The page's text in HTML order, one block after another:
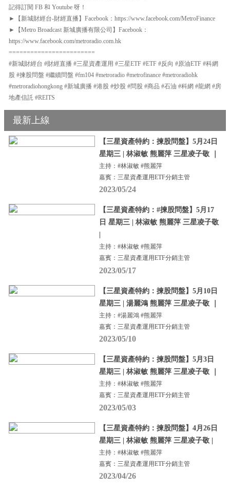
記得訂閱 FB 和 Youtube 呀！
►【新城財經台-財經直播】Facebook：https://www.facebook.com/MetroFinance
►【Metro Broadcast 新城廣播有限公司】Facebook：
https://www.facebook.com/metroradio.com.hk
========================
#新城財經台 #財經直播 #三星資產運用 #三星ETF #ETF #反向 #原油ETF #科網
股 #揀股問盤 #繼續問盤 #fm104 #metroradio #metrofinance #metroradiohk
#metroradiohongkong #新城廣播 #港股 #炒股 #問股 #商品 #石油 #科網 #龍網 #房
地產信託 #REITS
最新上線
【三星資產特約：揀股問盤】5月24日
星期三 | 林淑敏 熊麗萍 三星凌子敬 ｜
主持：#林淑敏 #熊麗萍
嘉賓：三星資產運用ETF分銷主管
2023/05/24
【三星資產特約：#揀股問盤】5月17
日 星期三 | 林淑敏 熊麗萍 三星凌子敬
主持：#林淑敏 #熊麗萍
嘉賓：三星資產運用ETF分銷主管
2023/05/17
【三星資產特約：揀股問盤】5月10日
星期三 | 湯麗鴻 熊麗萍 三星凌子敬 ｜
主持：#湯麗鴻 #熊麗萍
嘉賓：三星資產運用ETF分銷主管
2023/05/10
【三星資產特約：揀股問盤】5月3日
星期三 | 林淑敏 熊麗萍 三星凌子敬 ｜
主持：#林淑敏 #熊麗萍
嘉賓：三星資產運用ETF分銷主管
2023/05/03
【三星資產特約：揀股問盤】4月26日
星期三 | 林淑敏 熊麗萍 三星凌子敬 |
主持：#林淑敏 #熊麗萍
嘉賓：三星資產運用ETF分銷主管
2023/04/26